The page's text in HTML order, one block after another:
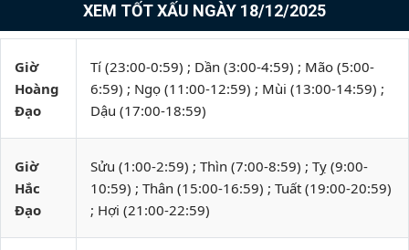
XEM TỐT XẤU NGÀY 18/12/2025
Giờ
Hoàng
Đạo
Tí (23:00-0:59) ; Dần (3:00-4:59) ; Mão (5:00-
6:59) ; Ngọ (11:00-12:59) ; Mùi (13:00-14:59) ;
Dậu (17:00-18:59)
Giờ
Hắc
Đạo
Sửu (1:00-2:59) ; Thìn (7:00-8:59) ; Tỵ (9:00-
10:59) ; Thân (15:00-16:59) ; Tuất (19:00-20:59)
; Hợi (21:00-22:59)